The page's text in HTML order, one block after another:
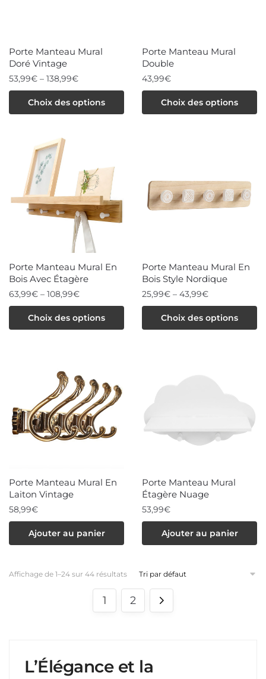
sur
la
page
sur
la
page
Porte Manteau Mural
Doré Vintage
53,99€ – 138,99€
Choix des options
produit
plusieurs
variations.
Les
options
peuvent
sur
la
page
Porte Manteau Mural
Double
43,99€
Choix des options
produit
Les
options
sur
la
page
Porte Manteau Mural En
Bois Avec Étagère
63,99€ – 108,99€
Choix des options
produit
variations.
options
peuvent
sur
la
page
Porte Manteau Mural En
Bois Style Nordique
25,99€ – 43,99€
Choix des options
produit
variations.
Les
options
peuvent
sur
la
page
Porte Manteau Mural En
Laiton Vintage
58,99€
Ajouter au panier
Porte Manteau Mural
Étagère Nuage
53,99€
Ajouter au panier
Affichage de 1–24 sur 44 résultats
1 2
L’Élégance et la